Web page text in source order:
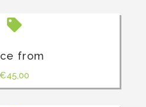

from
€45,00